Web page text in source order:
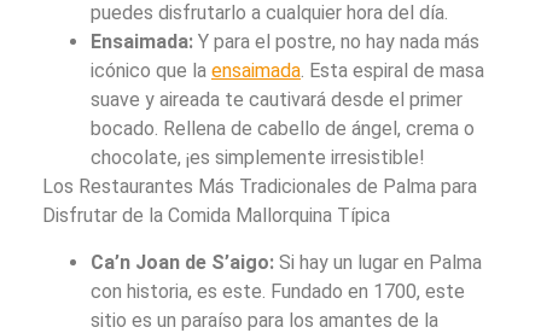
puedes disfrutarlo a cualquier hora del día.
Ensaimada: Y para el postre, no hay nada más
icónico que la ensaimada. Esta espiral de masa
suave y aireada te cautivará desde el primer
bocado. Rellena de cabello de ángel, crema o
chocolate, ¡es simplemente irresistible!
Los Restaurantes Más Tradicionales de Palma para
Disfrutar de la Comida Mallorquina Típica
Ca’n Joan de S’aigo: Si hay un lugar en Palma
con historia, es este. Fundado en 1700, este
sitio es un paraíso para los amantes de la